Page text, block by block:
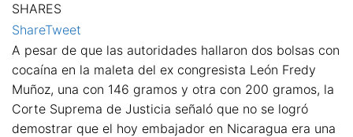
SHARES
ShareTweet
A pesar de que las autoridades hallaron dos bolsas con
cocaína en la maleta del ex congresista León Fredy
Muñoz, una con 146 gramos y otra con 200 gramos, la
Corte Suprema de Justicia señaló que no se logró
demostrar que el hoy embajador en Nicaragua era una